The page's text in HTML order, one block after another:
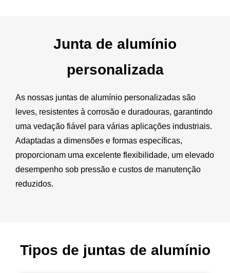
Junta de alumínio
personalizada
As nossas juntas de alumínio personalizadas são
leves, resistentes à corrosão e duradouras, garantindo
uma vedação fiável para várias aplicações industriais.
Adaptadas a dimensões e formas específicas,
proporcionam uma excelente flexibilidade, um elevado
desempenho sob pressão e custos de manutenção
reduzidos.
Tipos de juntas de alumínio